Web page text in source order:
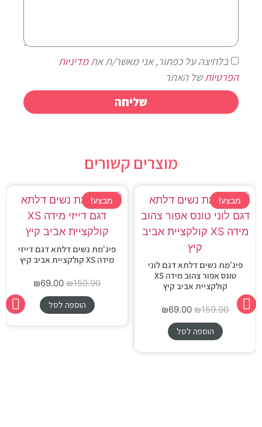
בלחיצה על כפתור, אני מאשר/ת אתמדיניות
הפרטיותשל האתר
שליחה
מוצרים קשורים
מבצע!
פיג'מת נשים דלתא דגם לוני
טונס אפור צהוב מידה XS
קולקציית אביב קיץ
₪159.90
₪69.00
הוספה לסל
מבצע!
פיג'מת נשים דלתא דגם דייזי
מידה XS קולקציית אביב קיץ
₪159.90
₪69.00
הוספה לסל